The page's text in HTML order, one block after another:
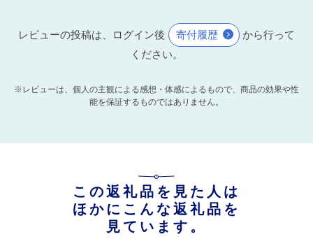
レビューの投稿は、ログイン後 寄付履歴
から行って
ください。
※レビューは、個人の主観による感想・体感によるもので、商品の効果や性
能を保証するものではありません。
この返礼品を見た人は
ほかにこんな返礼品を
見ています。